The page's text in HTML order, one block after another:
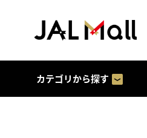
カテゴリから探す